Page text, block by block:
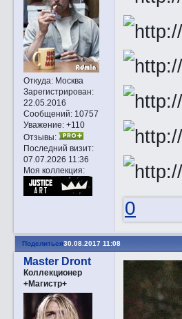
Откуда:Москва
Зарегистрирован:
22.05.2016
Сообщений:10757
Уважение: +110
Отзывы:
Последний визит:
07.07.2026 11:36
Моя коллекция:
0
Поделиться30.08.2017 11:08
Master Dront
Коллекционер
+Магистр+